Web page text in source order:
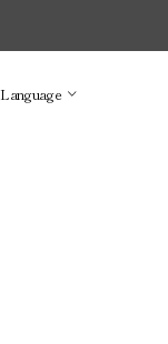
Language